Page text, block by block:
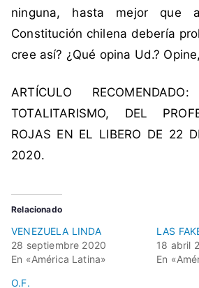
e
v
a
o
n
t
i
u
c
i
ó
n
,
ninguna, hasta mejor que
Constitución chilena debería
cree así? ¿Qué opina Ud.?
ARTÍCULO
TOTALITARISMO, DEL
ROJAS EN EL LIBERO DE 22
2020.
Relacionado
VENEZUELA LINDA
28 septiembre 2020
En «América Latina»
LAS
18 abril
En
O.F.